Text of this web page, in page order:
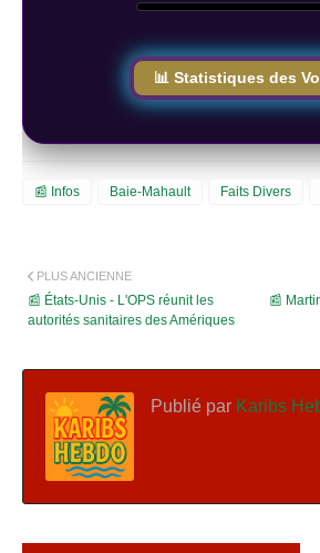
📊 Statistiques des
📰 Infos Baie-Mahault Faits Divers
📰
PLUS ANCIENNE
📰 États-Unis - L'OPS réunit les
autorités sanitaires des Amériques
Publié par Karibs